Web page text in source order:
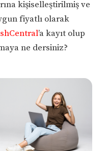
kişiselleştirilmiş ve
fiyatlı olarak
’a kayıt olup
ne dersiniz?